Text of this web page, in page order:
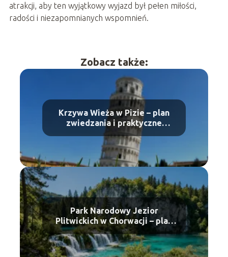
atrakcji, aby ten wyjątkowy wyjazd był pełen miłości,
radości i niezapomnianych wspomnień.
Zobacz także:
Krzywa Wieża w Pizie – plan
zwiedzania i praktyczne
wskazówki
Park Narodowy Jezior
Plitwickich w Chorwacji – plan
zwiedzania